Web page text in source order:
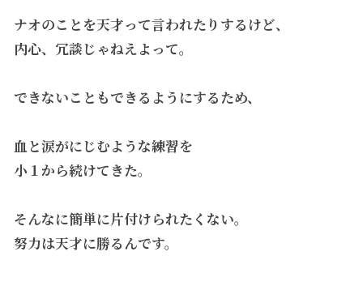
ナオのことを天才って言われたりするけど、
内心、冗談じゃねえよって。
できないこともできるようにするため、
血と涙がにじむような練習を
小１から続けてきた。
そんなに簡単に片付けられたくない。
努力は天才に勝るんです。